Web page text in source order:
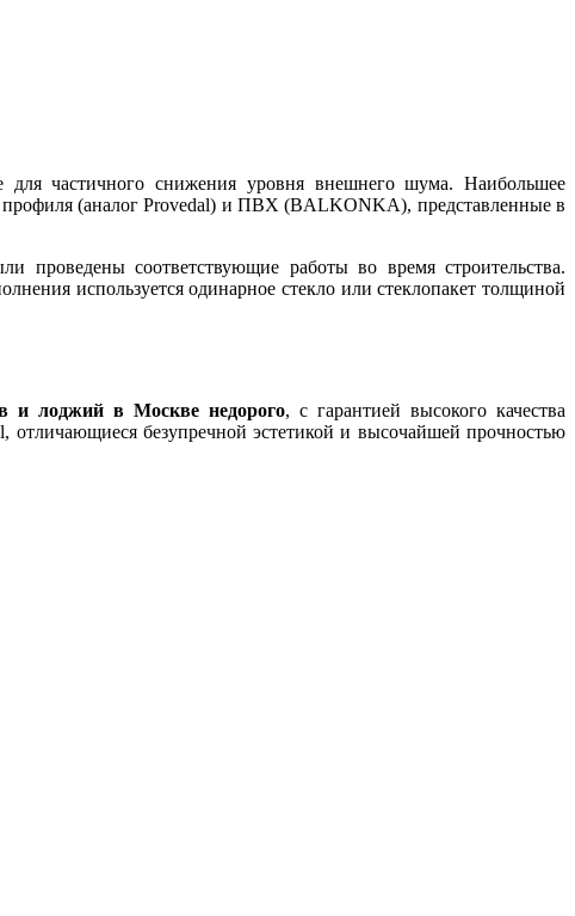
частичного снижения уровня внешнего шума. Наибольшее
профиля (аналог Provedal) и ПВХ (BALKONKA), представленные в
проведены соответствующие работы во время строительства.
используется одинарное стекло или стеклопакет толщиной
и лоджий в Москве недорого, с гарантией высокого качества
безупречной эстетикой и высочайшей прочностью